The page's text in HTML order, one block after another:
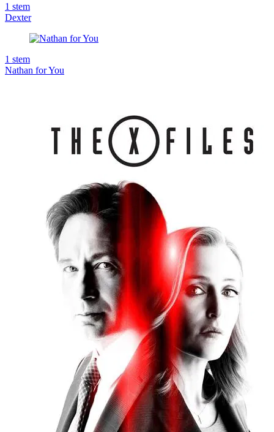
1 stem
Dexter
1 stem
Nathan for You